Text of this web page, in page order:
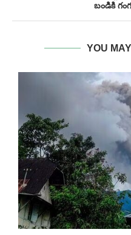
బండికి
YOU